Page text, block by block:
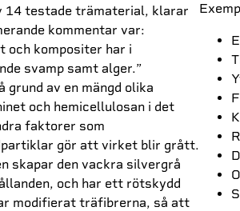
14 testade trämaterial, klarar
kommentar var:
och kompositer har i
svamp samt alger.”
grund av en mängd olika
och hemicellulosan i det
faktorer som
gör att virket blir grått.
skapar den vackra silvergrå
och har ett rötskydd
modifierat träfibrerna, så att